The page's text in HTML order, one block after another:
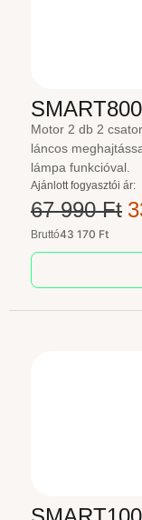
SMART800
Motor 2 db 2
láncos
lámpa funkcióval.
Ajánlott fogyasztói ár:
67 990 Ft
Bruttó43 170 Ft